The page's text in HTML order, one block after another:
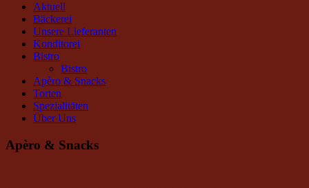
Aktuell
Bäckerei
Unsere Lieferanten
Konditorei
Bistro
Bistro
Apèro & Snacks
Torten
Spezialitäten
Über Uns
Apèro & Snacks